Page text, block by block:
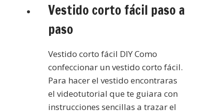
Vestido corto fácil paso a
paso
Vestido corto fácil DIY Como
confeccionar un vestido corto fácil.
Para hacer el vestido encontraras
el videotutorial que te guiara con
instrucciones sencillas a trazar el